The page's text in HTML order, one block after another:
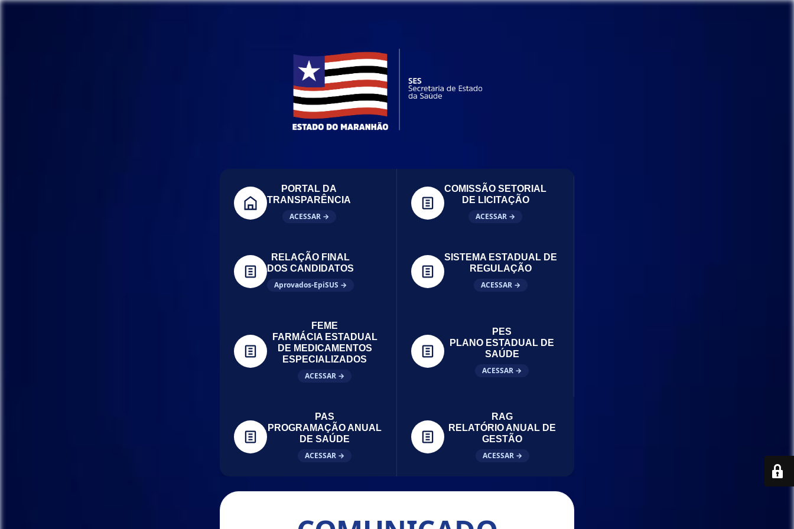
PORTAL DA
TRANSPARÊNCIA
ACESSAR →
COMISSÃO SETORIAL
DE LICITAÇÃO
ACESSAR →
RELAÇÃO FINAL
DOS CANDIDATOS
Aprovados-EpiSUS →
SISTEMA ESTADUAL DE
REGULAÇÃO
ACESSAR →
FEME
FARMÁCIA ESTADUAL
DE MEDICAMENTOS
ESPECIALIZADOS
ACESSAR →
PES
PLANO ESTADUAL DE
SAÚDE
ACESSAR →
PAS
PROGRAMAÇÃO ANUAL
DE SAÚDE
ACESSAR →
RAG
RELATÓRIO ANUAL DE
GESTÃO
ACESSAR →